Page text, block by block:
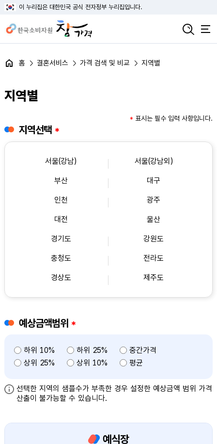
이 누리집은 대한민국 공식 전자정부 누리집입니다.
홈 결혼서비스 가격 검색 및 비교 지역별
지역별
* 표시는 필수 입력 사항입니다.
지역선택 *
서울(강남) 서울(강남외)
부산 대구
인천 광주
대전 울산
경기도 강원도
충청도 전라도
경상도 제주도
예상금액범위 *
하위 10% 하위 25%
중간가격
상위 25%
상위 10% 평균
선택한 지역의 샘플수가 부족한 경우 설정한 예상금액 범위 가격
산출이 불가능할 수 있습니다.
예식장